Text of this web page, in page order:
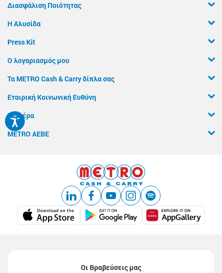
Διασφάλιση Ποιότητας
Η Αλυσίδα
Press Kit
Ο λογαριασμός μου
Τα METRO Cash & Carry δίπλα σας
Εταιρική Κοινωνική Ευθύνη
Καριέρα
METRO ΑΕΒΕ
Οι Βραβεύσεις μας